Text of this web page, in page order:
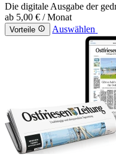
Die digitale Ausgabe der
ab 5,00 € / Monat
Vorteile Auswählen